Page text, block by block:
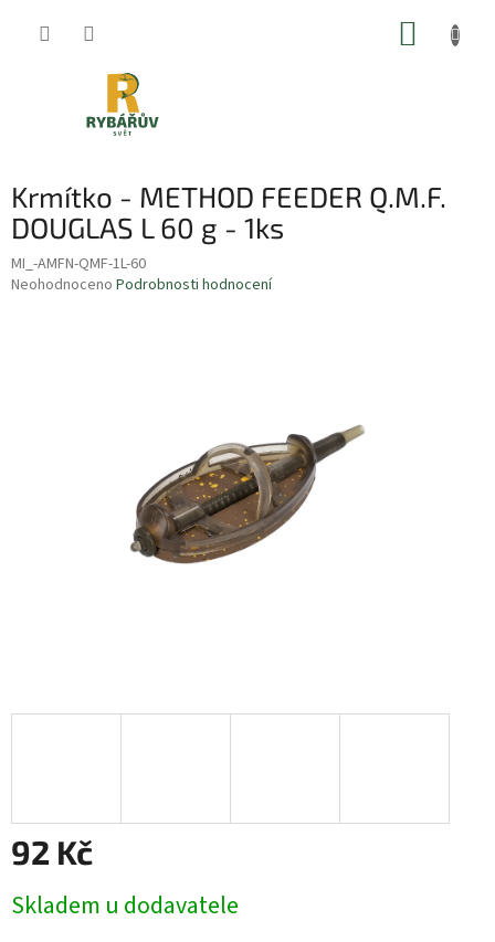
Krmítko - METHOD FEEDER Q.M.F.
DOUGLAS L 60 g - 1ks
MI_-AMFN-QMF-1L-60
Průměrné
Neohodnoceno Podrobnosti hodnocení
92 Kč
cena:
Skladem u dodavatele